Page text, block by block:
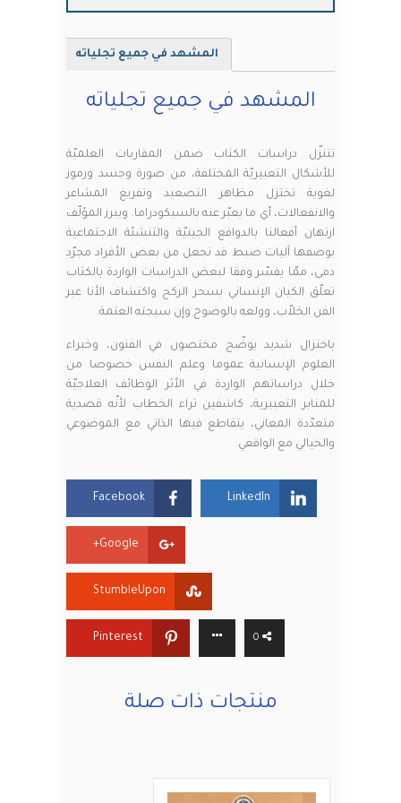
المشهد في جميع تجلياته
المشهد في جميع تجلياته
تتنزّل دراسات الكتاب ضمن المقاربات العلميّة
للأشكال التعبيريّة المختلفة، من صورة وجسد ورموز
لغوية تختزل مظاهر التصعيد وتفريغ المشاعر
والانفعالات، أي ما يعبّر عنه بالسيكودراما. ويبرز المؤلّف
ارتهان أفعالنا بالدوافع الجينيّة والتنشئة الاجتماعية
بوصفها آليات ضبط قد تجعل من بعض الأفراد مجرّد
دمى، ممّا يفسّر وفقا لبعض الدراسات الواردة بالكتاب
تعلّق الكيان الإنساني بسحر الركح واكتشاف الأنا عبر
الفن الخلاّب، وولعه بالوضوح وإن سيجته العتمة.
باختزال شديد يوضّح مختصون في الفنون، وخبراء
العلوم الإنسانية عموما وعلم النفس خصوصا من
خلال دراساتهم الواردة في الأثر الوظائف العلاجيّة
للمنابر التعبيرية، كاشفين ثراء الخطاب لأنّه قصدية
متعدّدة المعاني، يتقاطع فيها الذاتي مع الموضوعي
والخيالي مع الواقعي.
Facebook LinkedIn
Google+
StumbleUpon
Pinterest 0
منتجات ذات صلة